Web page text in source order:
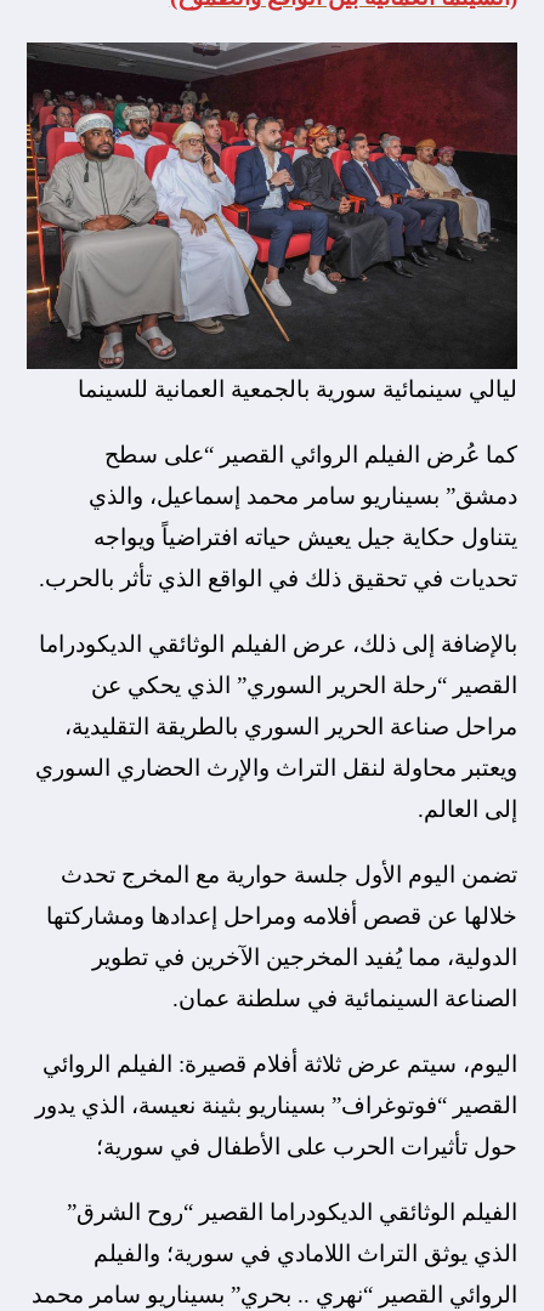
ليالي سينمائية سورية بالجمعية العمانية للسينما
كما عُرض الفيلم الروائي القصير “على سطح
دمشق” بسيناريو سامر محمد إسماعيل، والذي
يتناول حكاية جيل يعيش حياته افتراضياً ويواجه
تحديات في تحقيق ذلك في الواقع الذي تأثر بالحرب.
بالإضافة إلى ذلك، عرض الفيلم الوثائقي الديكودراما
القصير “رحلة الحرير السوري” الذي يحكي عن
مراحل صناعة الحرير السوري بالطريقة التقليدية،
ويعتبر محاولة لنقل التراث والإرث الحضاري السوري
إلى العالم.
تضمن اليوم الأول جلسة حوارية مع المخرج تحدث
خلالها عن قصص أفلامه ومراحل إعدادها ومشاركتها
الدولية، مما يُفيد المخرجين الآخرين في تطوير
الصناعة السينمائية في سلطنة عمان.
اليوم، سيتم عرض ثلاثة أفلام قصيرة: الفيلم الروائي
القصير “فوتوغراف” بسيناريو بثينة نعيسة، الذي يدور
حول تأثيرات الحرب على الأطفال في سورية؛
الفيلم الوثائقي الديكودراما القصير “روح الشرق”
الذي يوثق التراث اللامادي في سورية؛ والفيلم
الروائي القصير “نهري .. بحري” بسيناريو سامر محمد